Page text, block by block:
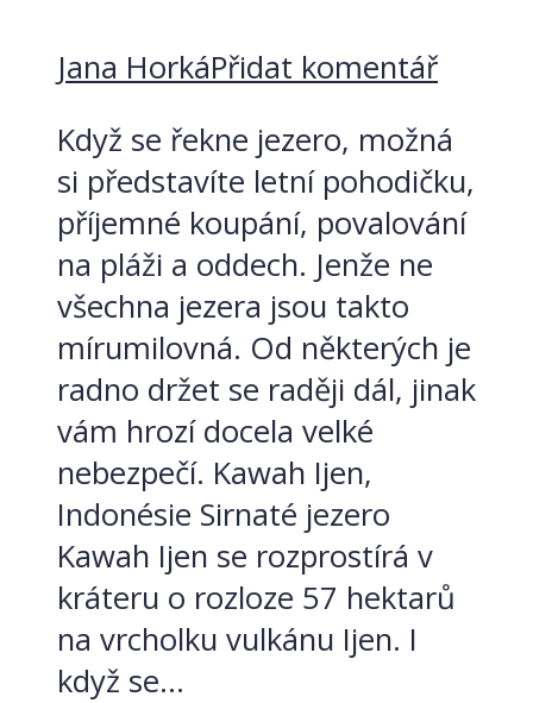
Jana HorkáPřidat komentář
Když se řekne jezero, možná
si představíte letní pohodičku,
příjemné koupání, povalování
na pláži a oddech. Jenže ne
všechna jezera jsou takto
mírumilovná. Od některých je
radno držet se raději dál, jinak
vám hrozí docela velké
nebezpečí. Kawah Ijen,
Indonésie Sirnaté jezero
Kawah Ijen se rozprostírá v
kráteru o rozloze 57 hektarů
na vrcholku vulkánu Ijen. I
když se...